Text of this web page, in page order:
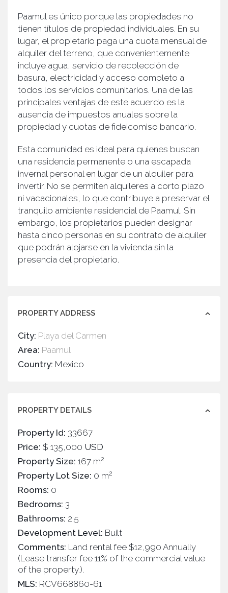
Paamul es único porque las propiedades no
tienen títulos de propiedad individuales. En su
lugar, el propietario paga una cuota mensual de
alquiler del terreno, que convenientemente
incluye agua, servicio de recolección de
basura, electricidad y acceso completo a
todos los servicios comunitarios. Una de las
principales ventajas de este acuerdo es la
ausencia de impuestos anuales sobre la
propiedad y cuotas de fideicomiso bancario.
Esta comunidad es ideal para quienes buscan
una residencia permanente o una escapada
invernal personal en lugar de un alquiler para
invertir. No se permiten alquileres a corto plazo
ni vacacionales, lo que contribuye a preservar el
tranquilo ambiente residencial de Paamul. Sin
embargo, los propietarios pueden designar
hasta cinco personas en su contrato de alquiler
que podrán alojarse en la vivienda sin la
presencia del propietario.
PROPERTY ADDRESS
City: Playa del Carmen
Area: Paamul
Country: Mexico
PROPERTY DETAILS
Property Id: 33667
Price: $ 135,000 USD
Property Size: 167 m2
Property Lot Size: 0 m2
Rooms: 0
Bedrooms: 3
Bathrooms: 2.5
Development Level: Built
Comments: Land rental fee $12,990 Annually
(Lease transfer fee 11% of the commercial value
of the property.).
MLS: RCV668860-61